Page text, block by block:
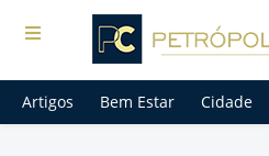
Artigos Bem Estar Cidade